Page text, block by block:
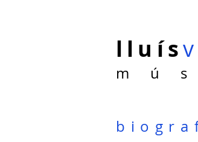
lluís
m ú